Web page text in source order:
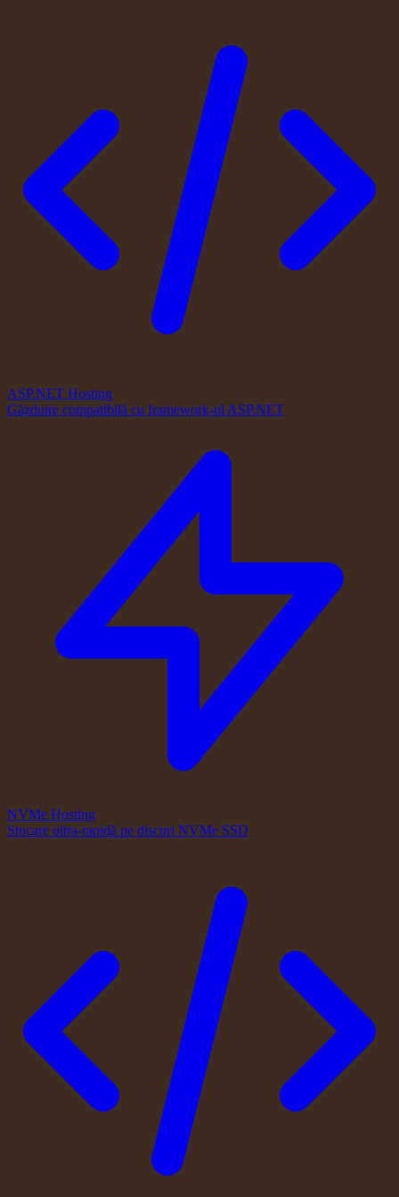
ASP.NET Hosting
Găzduire compatibilă cu framework-ul ASP.NET
NVMe Hosting
Stocare ultra-rapidă pe discuri NVMe SSD